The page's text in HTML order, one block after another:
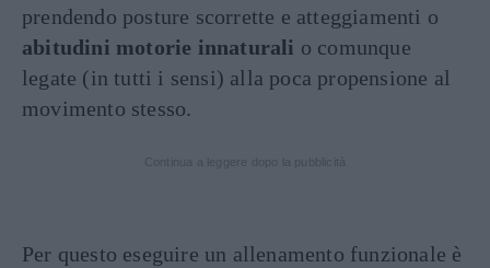
prendendo posture scorrette e atteggiamenti o
abitudini motorie innaturali o comunque
legate (in tutti i sensi) alla poca propensione al
movimento stesso.
Per questo eseguire un allenamento funzionale è